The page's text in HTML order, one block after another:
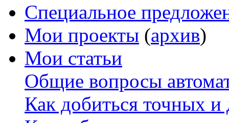
Специальное
Мои проекты (архив)
Мои статьи
Общие вопросы
Как добиться точных